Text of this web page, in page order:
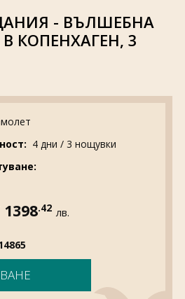
Магазин
Политика за
- ВЪЛШЕБНА
КОПЕНХАГЕН, 3
4 дни / 3 нощувки
1398.42 лв.